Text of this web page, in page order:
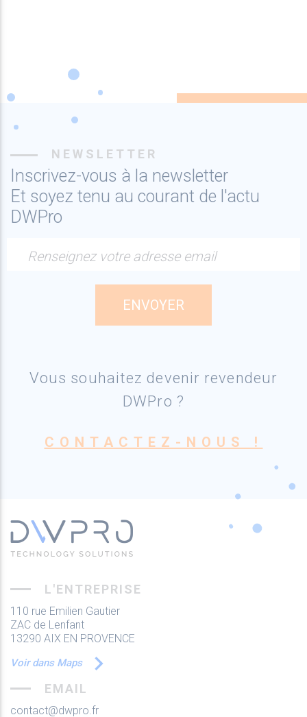
NEWSLETTER
Inscrivez-vous à la newsletter
Et soyez tenu au courant de l'actu
DWPro
Renseignez votre adresse email
Vous souhaitez devenir revendeur
DWPro ?
CONTACTEZ-NOUS !
L'ENTREPRISE
110 rue Emilien Gautier
ZAC de Lenfant
13290 AIX EN PROVENCE
Voir dans Maps
EMAIL
contact@dwpro.fr